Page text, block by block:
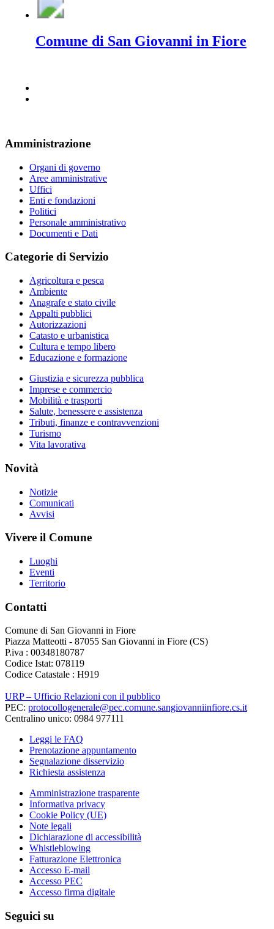
Comune di San Giovanni in Fiore
Amministrazione
Organi di governo
Aree amministrative
Uffici
Enti e fondazioni
Politici
Personale amministrativo
Documenti e Dati
Categorie di Servizio
Agricoltura e pesca
Ambiente
Anagrafe e stato civile
Appalti pubblici
Autorizzazioni
Catasto e urbanistica
Cultura e tempo libero
Educazione e formazione
Giustizia e sicurezza pubblica
Imprese e commercio
Mobilità e trasporti
Salute, benessere e assistenza
Tributi, finanze e contravvenzioni
Turismo
Vita lavorativa
Novità
Notizie
Comunicati
Avvisi
Vivere il Comune
Luoghi
Eventi
Territorio
Contatti
Comune di San Giovanni in Fiore
Piazza Matteotti - 87055 San Giovanni in Fiore (CS)
P.iva : 00348180787
Codice Istat: 078119
Codice Catastale : H919
URP – Ufficio Relazioni con il pubblico
PEC: protocollogenerale@pec.comune.sangiovanniinfiore.cs.it
Centralino unico: 0984 977111
Leggi le FAQ
Prenotazione appuntamento
Segnalazione disservizio
Richiesta assistenza
Amministrazione trasparente
Informativa privacy
Cookie Policy (UE)
Note legali
Dichiarazione di accessibilità
Whistleblowing
Fatturazione Elettronica
Accesso E-mail
Accesso PEC
Accesso firma digitale
Seguici su